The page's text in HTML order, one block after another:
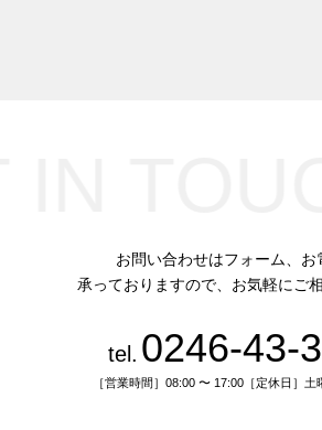
お問い合わせはフォーム、お
承っておりますので、お気軽にご
tel. 0246-43-
［営業時間］08:00 〜 17:00［定休日］土